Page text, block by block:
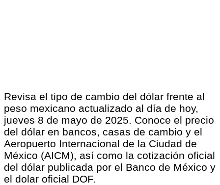
Revisa el tipo de cambio del dólar frente al
peso mexicano actualizado al día de hoy,
jueves 8 de mayo de 2025. Conoce el precio
del dólar en bancos, casas de cambio y el
Aeropuerto Internacional de la Ciudad de
México (AICM), así como la cotización oficial
del dólar publicada por el Banco de México y
el dolar oficial DOF.